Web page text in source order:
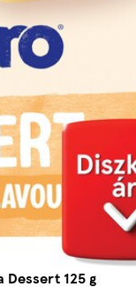
Dessert 125 g